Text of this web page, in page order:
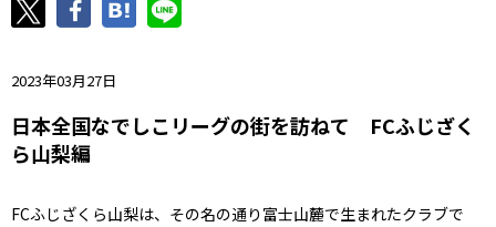
2023年03月27日
日本全国なでしこリーグの街を訪ねて FCふじざく
ら山梨編
FCふじざくら山梨は、その名の通り富士山麓で生まれたクラブで